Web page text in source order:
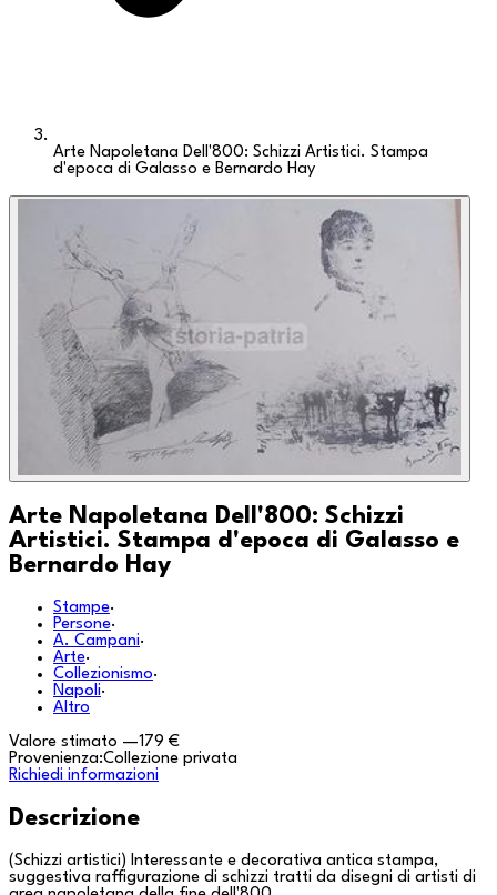
Arte Napoletana Dell'800: Schizzi Artistici. Stampa
d'epoca di Galasso e Bernardo Hay
Arte Napoletana Dell'800: Schizzi
Artistici. Stampa d'epoca di Galasso e
Bernardo Hay
Stampe·
Persone·
A. Campani·
Arte·
Collezionismo·
Napoli·
Altro
Valore stimato —179 €
Provenienza:Collezione privata
Richiedi informazioni
Descrizione
(Schizzi artistici) Interessante e decorativa antica stampa,
suggestiva raffigurazione di schizzi tratti da disegni di artisti di